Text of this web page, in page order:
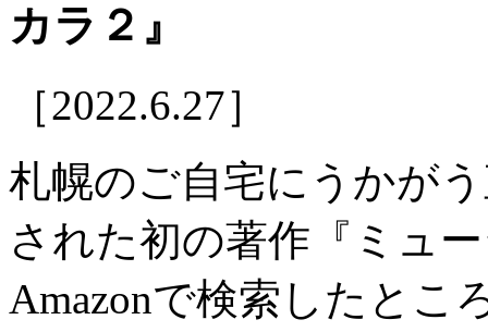
カラ２』
［2022.6.27］
札幌のご自宅にうかが
された初の著作『ミュ
Amazonで検索したとこ